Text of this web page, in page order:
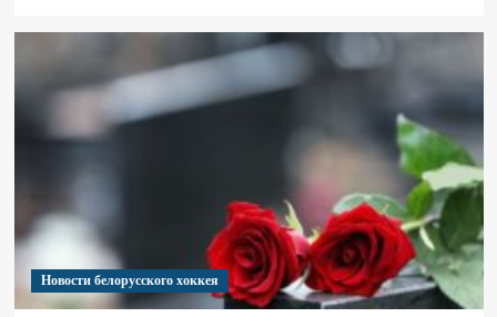
Новости белорусского хоккея